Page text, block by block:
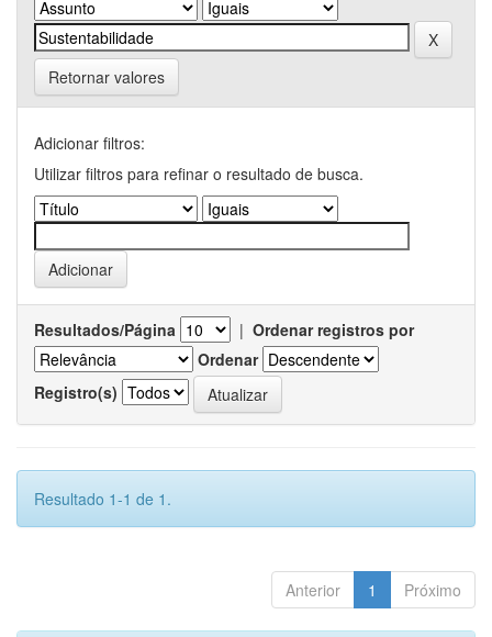
Retornar valores
Adicionar filtros:
Utilizar filtros para refinar o resultado de busca.
Resultados/Página | Ordenar registros por
Ordenar
Registro(s)
Resultado 1-1 de 1.
Anterior 1 Próximo